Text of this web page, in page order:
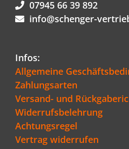
07945 66 39 892
info@schenger-
Infos:
Allgemeine
Zahlungsarten
Versand- und
Widerrufsbelehrung
Achtungsregel
Vertrag widerrufen